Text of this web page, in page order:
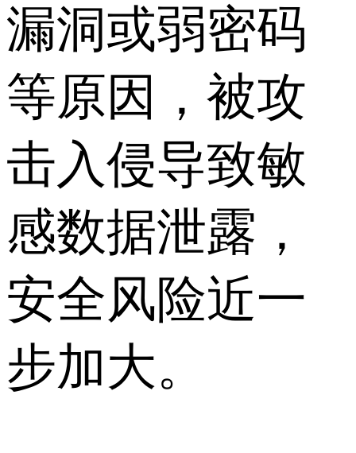
漏洞或弱密码
等原因，被攻
击入侵导致敏
感数据泄露，
安全风险近一
步加大。